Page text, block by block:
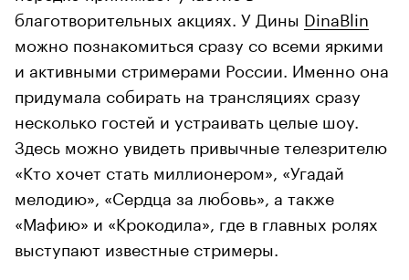
благотворительных акциях. У Дины DinaBlin
можно познакомиться сразу со всеми яркими
и активными стримерами России. Именно она
придумала собирать на трансляциях сразу
несколько гостей и устраивать целые шоу.
Здесь можно увидеть привычные телезрителю
«Кто хочет стать миллионером», «Угадай
мелодию», «Сердца за любовь», а также
«Мафию» и «Крокодила», где в главных ролях
выступают известные стримеры.